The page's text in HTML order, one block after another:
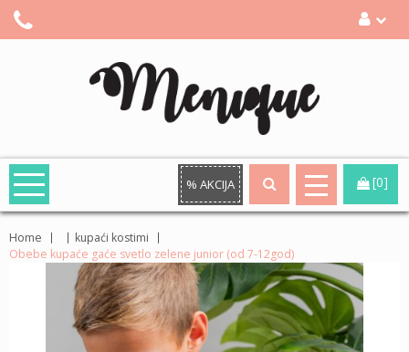
% AKCIJA [0]
Home
kupaći kostimi
Obebe kupaće gaće svetlo zelene junior (od 7-12god)